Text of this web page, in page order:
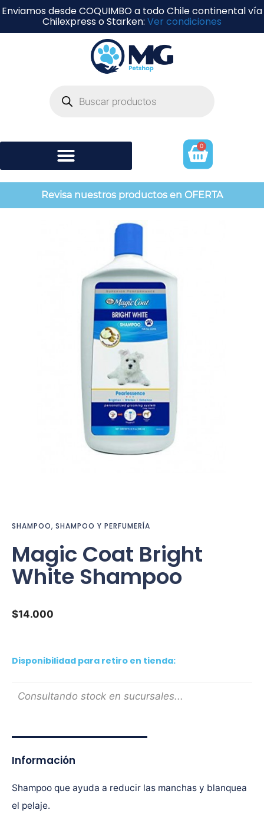
Enviamos desde COQUIMBO a todo Chile continental vía
Chilexpress o Starken: Ver condiciones
0
Revisa nuestros productos en OFERTA
SHAMPOO, SHAMPOO Y PERFUMERÍA
Magic Coat Bright
White Shampoo
$14.000
Disponibilidad para retiro en tienda:
Consultando stock en sucursales...
Información
Shampoo que ayuda a reducir las manchas y blanquea
el pelaje.